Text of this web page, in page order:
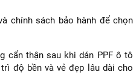
chính sách bảo hành để chọn
cẩn thận sau khi dán PPF ô tô
độ bền và vẻ đẹp lâu dài cho